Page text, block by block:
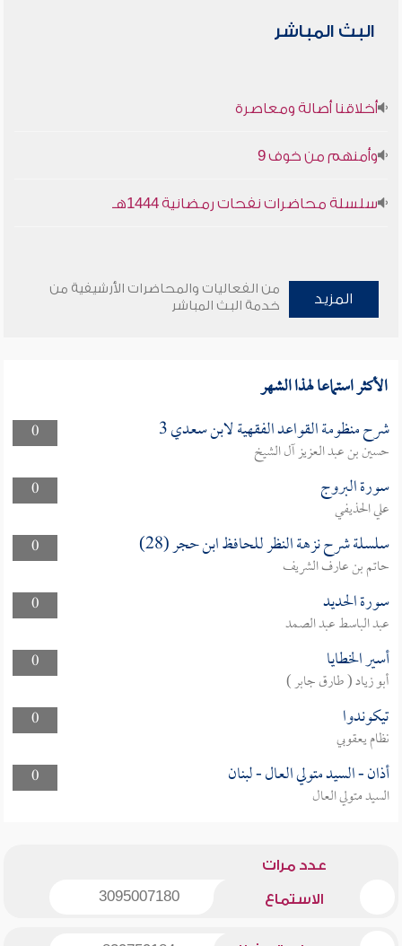
البث المباشر
أخلاقنا أصالة ومعاصرة
وأمنهم من خوف 9
سلسلة محاضرات نفحات رمضانية 1444هـ
المزيد
من الفعاليات والمحاضرات الأرشيفية من
خدمة البث المباشر
الأكثر استماعا لهذا الشهر
0 شرح منظومة القواعد الفقهية لابن سعدي 3
حسين بن عبد العزيز آل الشيخ
0
سورة البروج
علي الحذيفي
0
سلسلة شرح نزهة النظر للحافظ ابن حجر (28)
حاتم بن عارف الشريف
0
سورة الحديد
عبد الباسط عبد الصمد
0
أسير الخطايا
أبو زياد ( طارق جابر )
0
تيكوندوا
نظام يعقوبي
0
أذان - السيد متولي العال - لبنان
السيد متولي العال
عدد مرات
الاستماع 3095007180